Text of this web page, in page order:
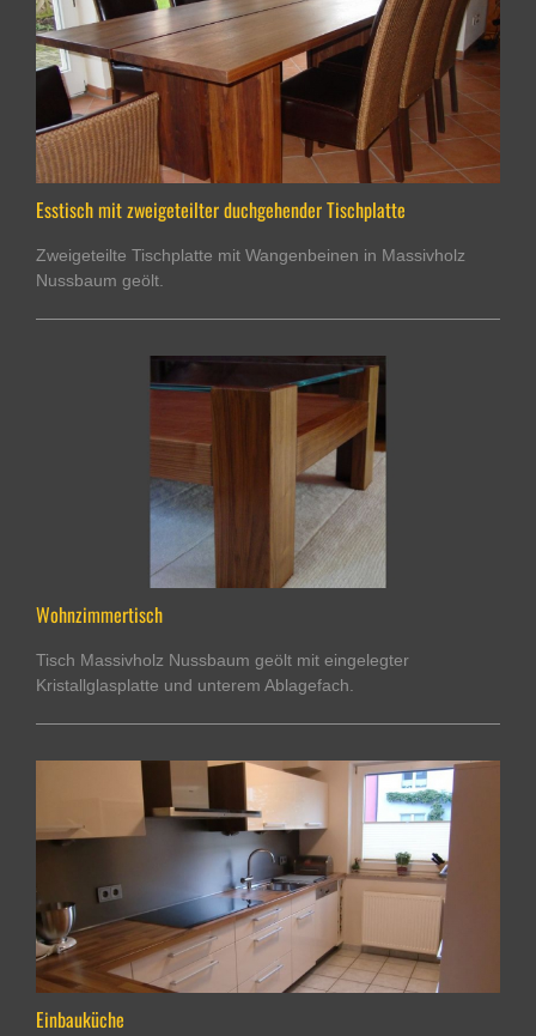
Esstisch mit zweigeteilter duchgehender Tischplatte
Zweigeteilte Tischplatte mit Wangenbeinen in Massivholz
Nussbaum geölt.
Wohnzimmertisch
Tisch Massivholz Nussbaum geölt mit eingelegter
Kristallglasplatte und unterem Ablagefach.
Einbauküche